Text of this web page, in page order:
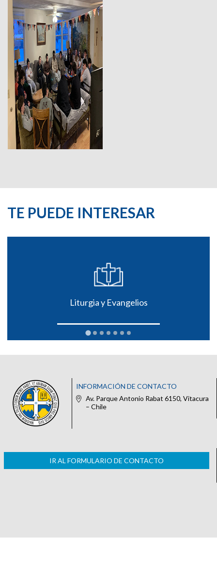
TE PUEDE INTERESAR
Liturgia y Evangelios
INFORMACIÓN DE CONTACTO
Av. Parque Antonio Rabat 6150, Vitacura
– Chile
IR AL FORMULARIO DE CONTACTO